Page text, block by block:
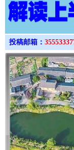
投稿邮箱：